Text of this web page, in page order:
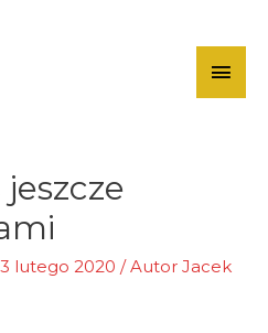
Main
lutego 2020 / Autor Jacek